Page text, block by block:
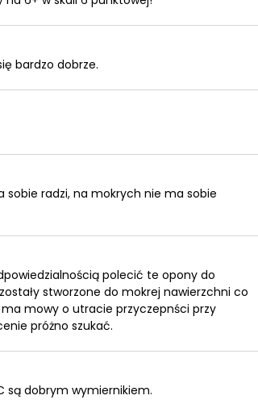
bardzo dobrze.
sobie radzi, na mokrych nie ma sobie
polecić te opony do
stworzone do mokrej nawierzchni co
mowy o utracie przyczepnści przy
próżno szukać.
są dobrym wymiernikiem.